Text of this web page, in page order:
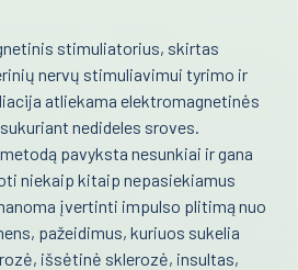
stimuliatorius, skirtas
nervų stimuliavimui tyrimo ir
atliekama elektromagnetinės
nedideles sroves.
pavyksta nesunkiai ir gana
niekaip kitaip nepasiekiamus
įvertinti impulso plitimą nuo
pažeidimus, kuriuos sukelia
išsėtinė sklerozė, insultas,